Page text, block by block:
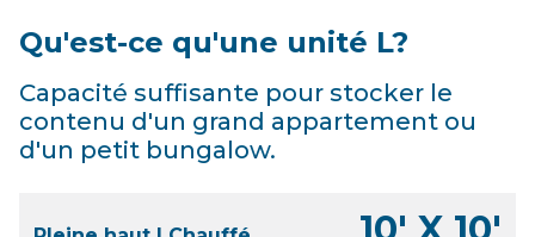
Qu'est-ce qu'une unité L?
Capacité suffisante pour stocker le
contenu d'un grand appartement ou
d'un petit bungalow.